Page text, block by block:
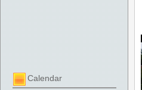
Calendar